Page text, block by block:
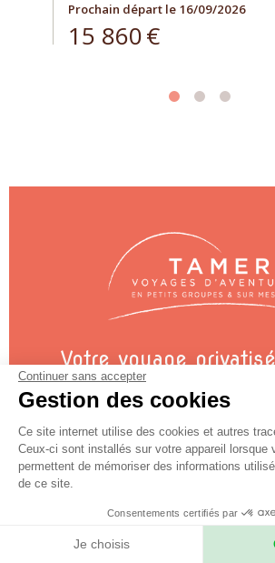
Prochain départ le 16/09/2026
15 860€
Votre voyage
Des informations sur
Contactez nos
contact@secret-
Continuer sans accepter
Gestion des cookies
Ce site internet utilise des cookies et autres
Ceux-ci sont installés sur votre appareil
permettent de mémoriser des informations
de ce site.
Consentements certifiés par
Je choisis